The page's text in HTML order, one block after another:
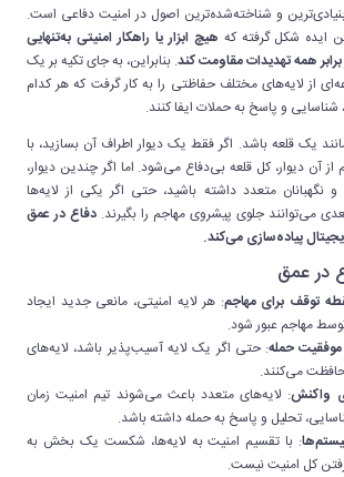
و شناخته‌شده‌ترین اصول در امنیت دفاعی است.
ایده شکل گرفته که هیچ ابزار یا راهکار امنیتی به‌تنهایی
همه تهدیدات مقاومت کند. بنابراین، به جای تکیه بر یک
از لایه‌های مختلف حفاظتی را به کار گرفت که هر کدام
و پاسخ به حملات ایفا کنند.
یک قلعه باشد. اگر فقط یک دیوار اطراف آن بسازید، با
از آن دیوار، کل قلعه بی‌دفاع می‌شود. اما اگر چندین دیوار،
نگهبانان متعدد داشته باشید، حتی اگر یکی از لایه‌ها
می‌توانند جلوی پیشروی مهاجم را بگیرند. دفاع در عمق
پیاده‌سازی می‌کند.
در عمق
توقف برای مهاجم: هر لایه امنیتی، مانعی جدید ایجاد
مهاجم عبور شود.
حمله: حتی اگر یک لایه آسیب‌پذیر باشد، لایه‌های
می‌کنند.
واکنش: لایه‌های متعدد باعث می‌شوند تیم امنیت زمان
تحلیل و پاسخ به حمله داشته باشد.
: با تقسیم امنیت به لایه‌ها، شکست یک بخش به
کل امنیت نیست.